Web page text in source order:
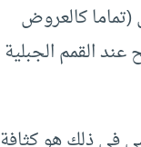
(تماما كالعروض
القمم الجبلية
في ذلك هو كثافة